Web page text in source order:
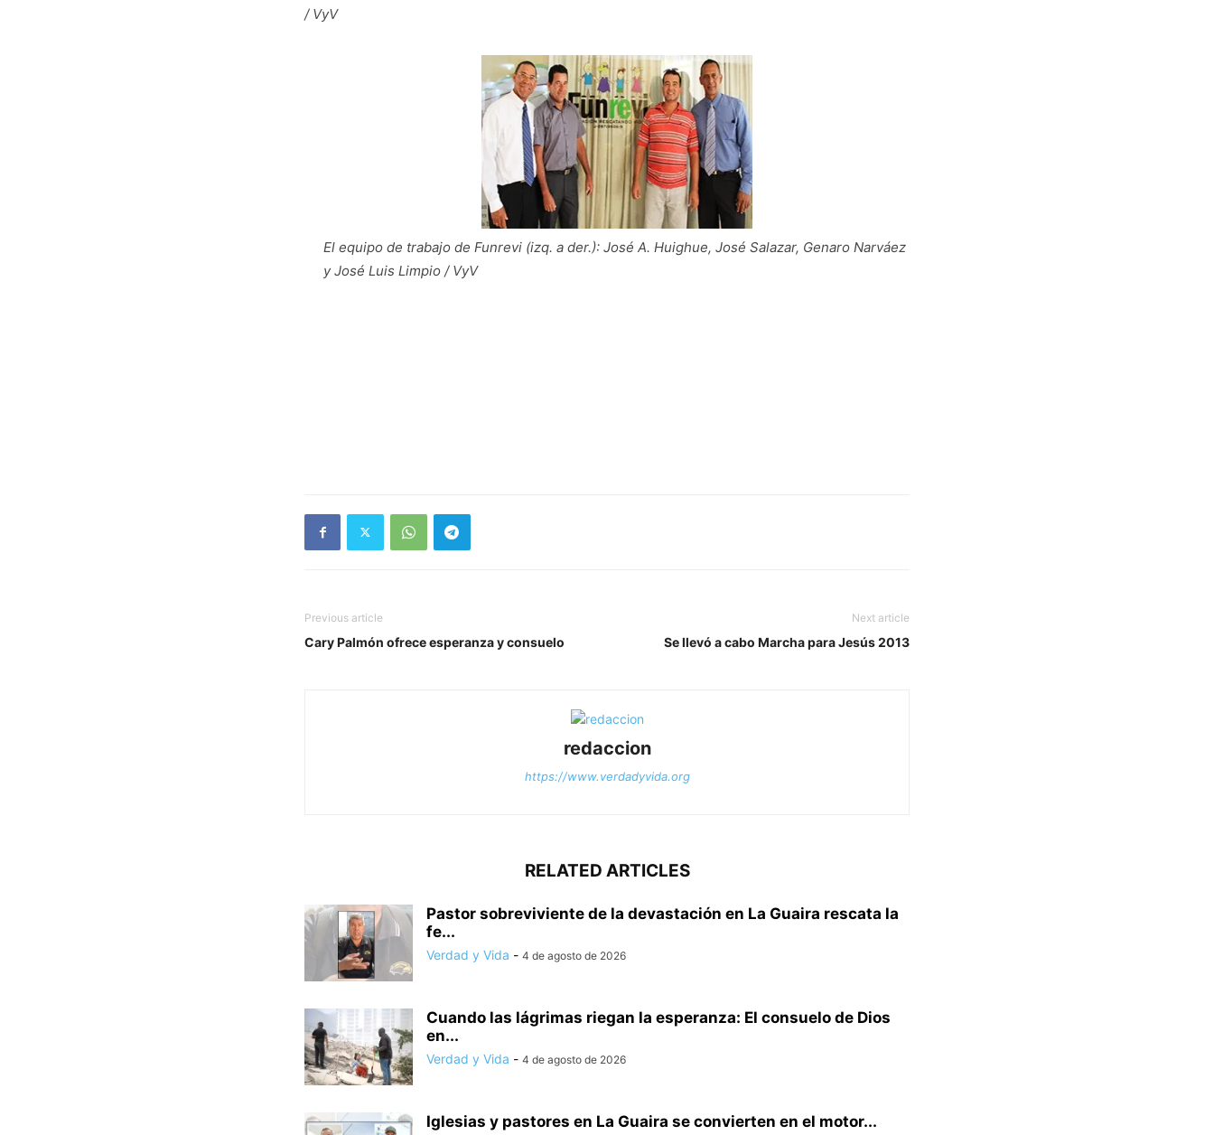
/ VyV
El equipo de trabajo de Funrevi (izq. a der.): José A. Huighue, José Salazar, Genaro Narváez
y José Luis Limpio / VyV
Previous article
Cary Palmón ofrece esperanza y consuelo
Next article
Se llevó a cabo Marcha para Jesús 2013
redaccion
https://www.verdadyvida.org
RELATED ARTICLES
Pastor sobreviviente de la devastación en La Guaira rescata la
fe...
Verdad y Vida - 4 de agosto de 2026
Cuando las lágrimas riegan la esperanza: El consuelo de Dios
en...
Verdad y Vida - 4 de agosto de 2026
Iglesias y pastores en La Guaira se convierten en el motor...